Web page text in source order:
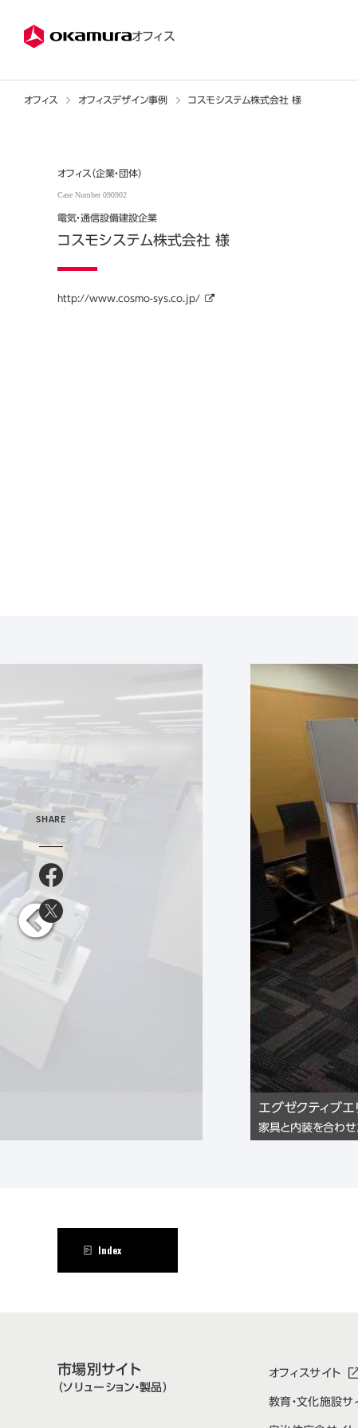
オフィス
オフィス オフィスデザイン事例 コスモシステム株式会社 様
オフィス（企業・団体）
Case Number 090902
電気・通信設備建設企業
コスモシステム株式会社 様
http://www.cosmo-sys.co.jp/
エグゼクティブエ
家具と内装を合わせ
Index
SHARE
市場別サイト
（ソリューション・製品）
オフィスサイト
教育・文化施設サ